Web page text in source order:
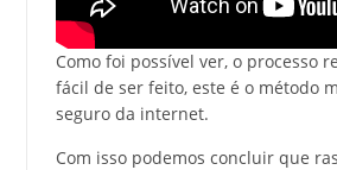
Como foi possível ver, o processo
fácil de ser feito, este é o método
seguro da internet.
Com isso podemos concluir que